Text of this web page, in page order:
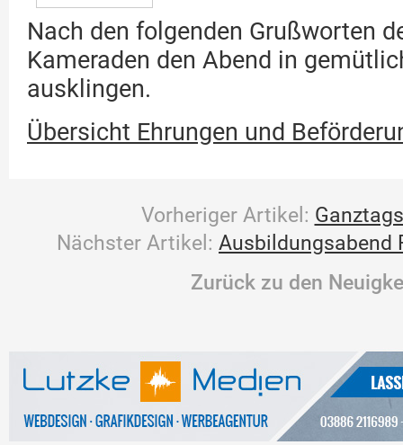
Nach den folgenden Grußworten
Kameraden den Abend in
ausklingen.
Übersicht Ehrungen und
Vorheriger Artikel:
Nächster Artikel: Ausbildungsabend
Zurück zu den